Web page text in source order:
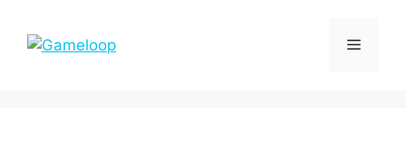
содержимому
Меню